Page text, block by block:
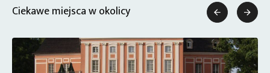
Ciekawe miejsca w okolicy  